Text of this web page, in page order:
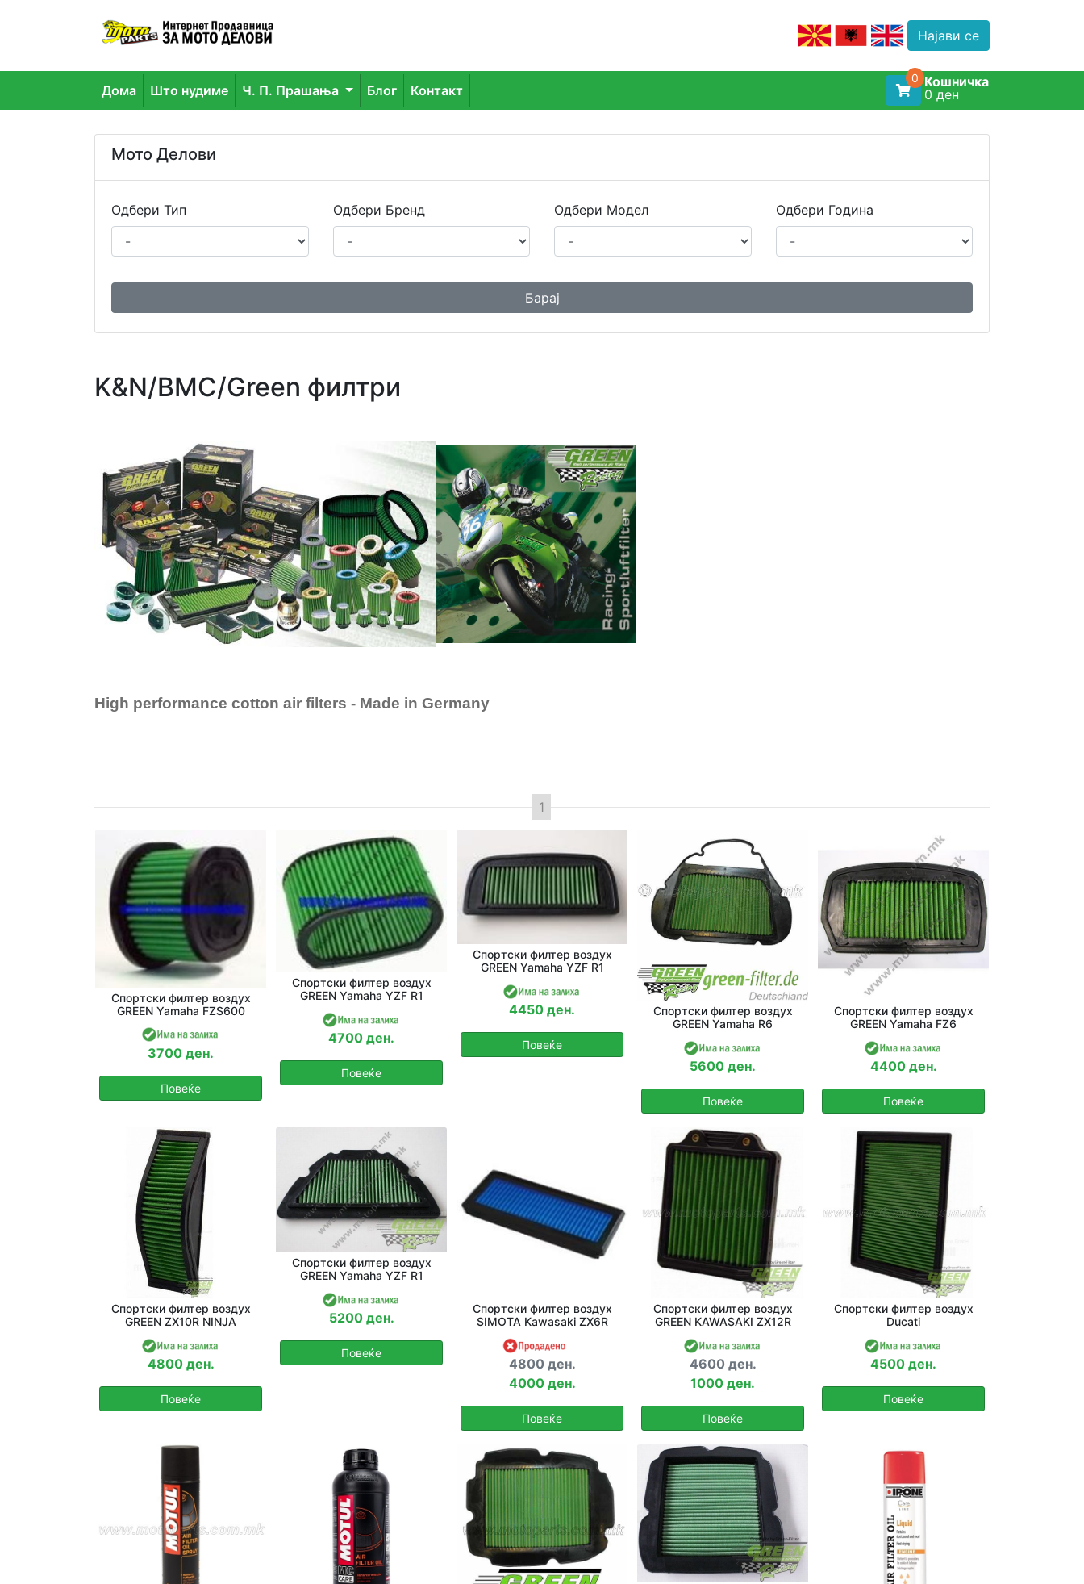
Најави се
Дома Што нудиме Ч. П. Прашања Блог Контакт
0 Кошничка
0 ден
Мото Делови
Одбери Тип Одбери Бренд Одбери Модел Одбери Година
Барај
K&N/BMC/Green филтри
High performance cotton air filters - Made in Germany
Спортски филтер воздух
GREEN Yamaha FZS600
3700 ден.
Повеќе
Спортски филтер воздух
GREEN Yamaha YZF R1
4700 ден.
Повеќе
Спортски филтер воздух
GREEN Yamaha YZF R1
4450 ден.
Повеќе
Спортски филтер воздух
GREEN Yamaha R6
5600 ден.
Повеќе
Спортски филтер воздух
GREEN Yamaha FZ6
4400 ден.
Повеќе
Спортски филтер воздух
GREEN ZX10R NINJA
4800 ден.
Повеќе
Спортски филтер воздух
GREEN Yamaha YZF R1
5200 ден.
Повеќе
Спортски филтер воздух
SIMOTA Kawasaki ZX6R
4800 ден.
4000 ден.
Повеќе
Спортски филтер воздух
GREEN KAWASAKI ZX12R
4600 ден.
1000 ден.
Повеќе
Спортски филтер воздух
Ducati
4500 ден.
Повеќе